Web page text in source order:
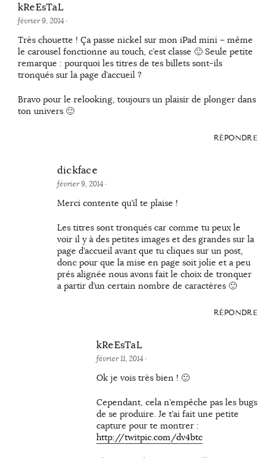
kReEsTaL
février 9, 2014·
Très chouette ! Ça passe nickel sur mon iPad mini – même
le carousel fonctionne au touch, c’est classe 🙂 Seule petite
remarque : pourquoi les titres de tes billets sont-ils
tronqués sur la page d’accueil ?
Bravo pour le relooking, toujours un plaisir de plonger dans
ton univers 🙂
RÉPONDRE
dickface
février 9, 2014·
Merci contente qu’il te plaise !
Les titres sont tronqués car comme tu peux le
voir il y à des petites images et des grandes sur la
page d’accueil avant que tu cliques sur un post,
donc pour que la mise en page soit jolie et a peu
prés alignée nous avons fait le choix de tronquer
a partir d’un certain nombre de caractères 🙂
RÉPONDRE
kReEsTaL
février 11, 2014·
Ok je vois très bien ! 🙂
Cependant, cela n’empêche pas les bugs
de se produire. Je t’ai fait une petite
capture pour te montrer :
http://twitpic.com/dv4btc